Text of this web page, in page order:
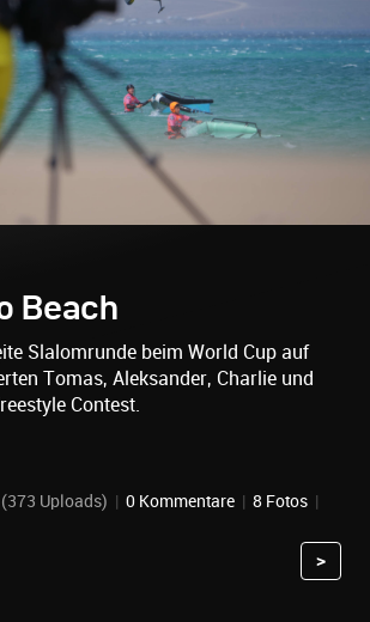
Beach
Slalomrunde beim World Cup auf
Tomas, Aleksander, Charlie und
Contest.
(373 Uploads) | 0 Kommentare | 8 Fotos |
>